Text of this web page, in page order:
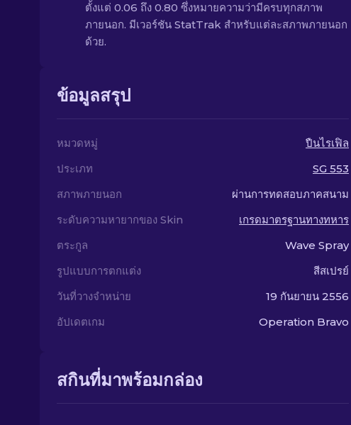
ตั้งแต่ 0.06 ถึง 0.80 ซึ่งหมายความว่ามีครบทุกสภาพ
ภายนอก. มีเวอร์ชัน StatTrak สำหรับแต่ละสภาพภายนอก
ด้วย.
ข้อมูลสรุป
หมวดหมู่
ปืนไรเฟิล
ประเภท
SG 553
สภาพภายนอก
ผ่านการทดสอบภาคสนาม
ระดับความหายากของ Skin
เกรดมาตรฐานทางทหาร
ตระกูล
Wave Spray
รูปแบบการตกแต่ง
สีสเปรย์
วันที่วางจำหน่าย
19 กันยายน 2556
อัปเดตเกม
Operation Bravo
สกินที่มาพร้อมกล่อง